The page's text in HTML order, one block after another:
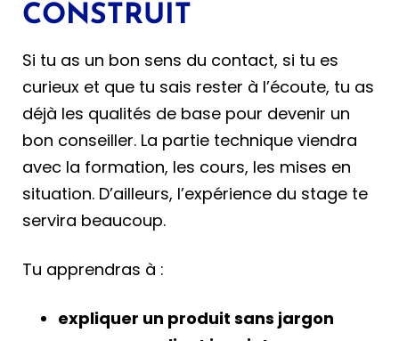
CONSTRUIT
Si tu as un bon sens du contact, si tu es
curieux et que tu sais rester à l’écoute, tu as
déjà les qualités de base pour devenir un
bon conseiller. La partie technique viendra
avec la formation, les cours, les mises en
situation. D’ailleurs, l’expérience du stage te
servira beaucoup.
Tu apprendras à :
expliquer un produit sans jargon